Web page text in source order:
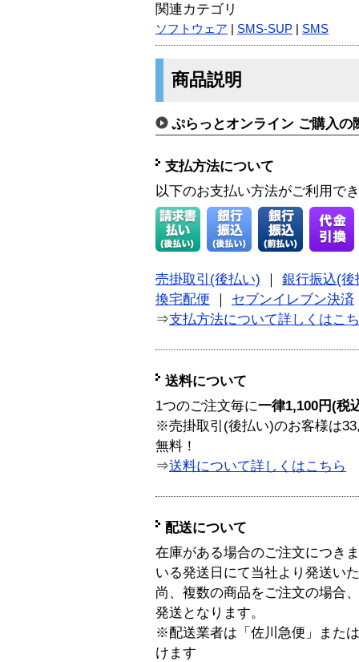
関連カテゴリ
ソフトウェア SMS-SUP SMS
商品説明
ぷらっとオンライン ご購入の
支払方法について
以下のお支払い方法がご利用で
売掛取引(後払い)
銀行振込(後
換宅配便
セブンイレブン決済
⇒支払方法について詳しくはこ
送料について
1つのご注文毎に一律1,100円(税
※売掛取引(後払い)のお客様は
無料！
⇒送料について詳しくはこちら
配送について
在庫がある場合のご注文につき
いる発送日にて当社より発送い
尚、複数の商品をご注文の場合
発送となります。
※配送業者は「佐川急便」また
けます